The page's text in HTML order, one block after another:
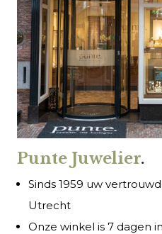
Punte Juwelier.
Sinds 1959 uw
Utrecht
Onze winkel is 7 dagen